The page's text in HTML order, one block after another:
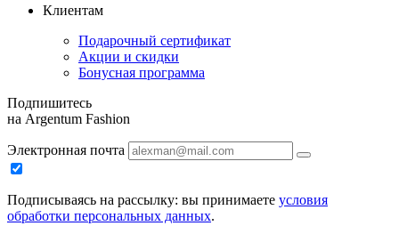
Клиентам
Подарочный сертификат
Акции и скидки
Бонусная программа
Подпишитесь
на Argentum Fashion
Электронная почта
Подписываясь на рассылку: вы принимаете условия
обработки персональных данных.